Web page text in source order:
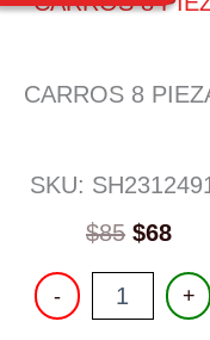
CARROS 8
SKU:
$85 Original
was:
$85.
$68
is:
$68.
-
CARROS
8
+